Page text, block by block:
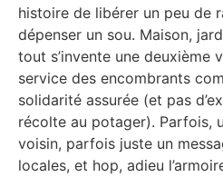
histoire de libérer un peu de
dépenser un sou. Maison,
tout s’invente une deuxième
service des encombrants
solidarité assurée (et pas
récolte au potager). Parfois,
voisin, parfois juste un
locales, et hop, adieu